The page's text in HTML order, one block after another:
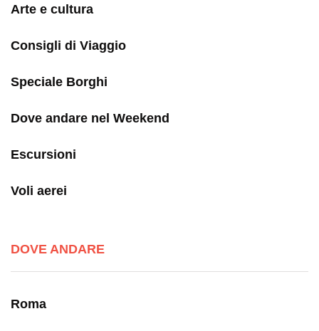
Arte e cultura
Consigli di Viaggio
Speciale Borghi
Dove andare nel Weekend
Escursioni
Voli aerei
DOVE ANDARE
Roma